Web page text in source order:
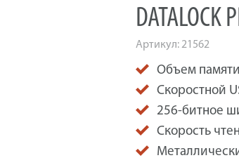
DATALOCK
Артикул:21562
Объем
Скоростной
256-битное
Скорость